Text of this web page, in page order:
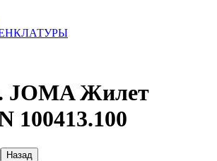
JOMA Жилет
100413.100
Назад